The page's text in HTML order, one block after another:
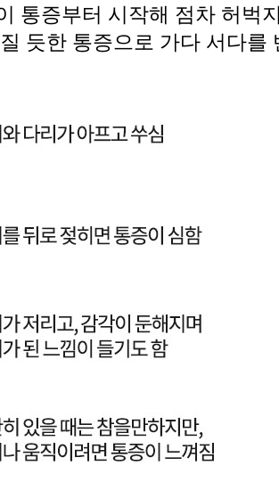
통증부터 시작해 점차 허벅
듯한 통증으로 가다 서다를